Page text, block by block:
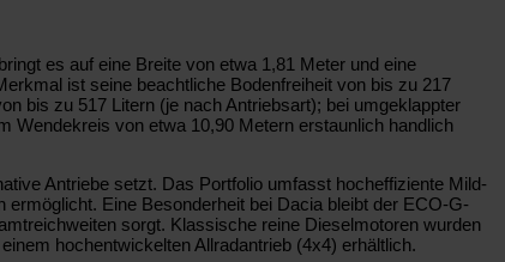
es auf eine Breite von etwa 1,81 Meter und eine
ist seine beachtliche Bodenfreiheit von bis zu 217
bis zu 517 Litern (je nach Antriebsart); bei umgeklappter
Wendekreis von etwa 10,90 Metern erstaunlich handlich
Antriebe setzt. Das Portfolio umfasst hocheffiziente Mild-
Eine Besonderheit bei Dacia bleibt der ECO-G-
sorgt. Klassische reine Dieselmotoren wurden
hochentwickelten Allradantrieb (4x4) erhältlich.